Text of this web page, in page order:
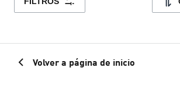
Volver a página de inicio